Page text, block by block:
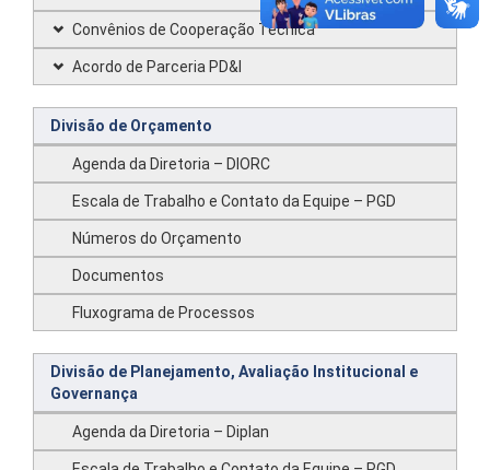
Convênios de Cooperação Técnica
Acordo de Parceria PD&I
Divisão de Orçamento
Agenda da Diretoria – DIORC
Escala de Trabalho e Contato da Equipe – PGD
Números do Orçamento
Documentos
Fluxograma de Processos
Divisão de Planejamento, Avaliação Institucional e
Governança
Agenda da Diretoria – Diplan